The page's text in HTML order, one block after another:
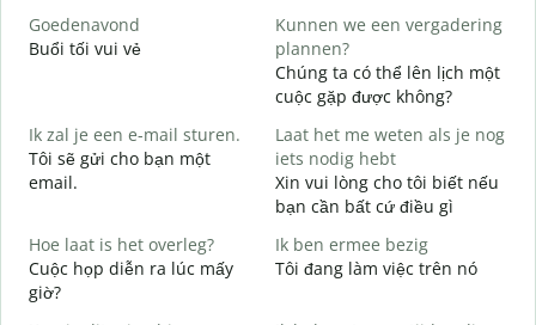
Goedenavond
Buổi tối vui vẻ
Kunnen we een vergadering
plannen?
Chúng ta có thể lên lịch một
cuộc gặp được không?
Ik zal je een e-mail sturen.
Tôi sẽ gửi cho bạn một
email.
Laat het me weten als je nog
iets nodig hebt
Xin vui lòng cho tôi biết nếu
bạn cần bất cứ điều gì
Hoe laat is het overleg?
Cuộc họp diễn ra lúc mấy
giờ?
Ik ben ermee bezig
Tôi đang làm việc trên nó